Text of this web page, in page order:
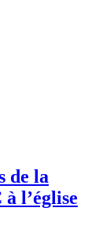
de la
l’église